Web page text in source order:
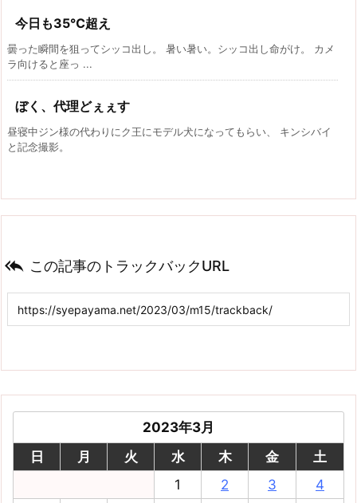
今日も35℃超え
曇った瞬間を狙ってシッコ出し。 暑い暑い。シッコ出し命がけ。 カメ
ラ向けると座っ ...
ぼく、代理どぇぇす
昼寝中ジン様の代わりにク王にモデル犬になってもらい、 キンシバイ
と記念撮影。
 この記事のトラックバックURL
2023年3月
日
月 火 水 木 金
土
1
2 3
4